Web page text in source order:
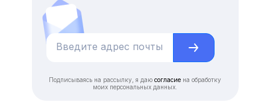
Подписываясь на рассылку, я даю согласие на обработку
моих персональных данных.